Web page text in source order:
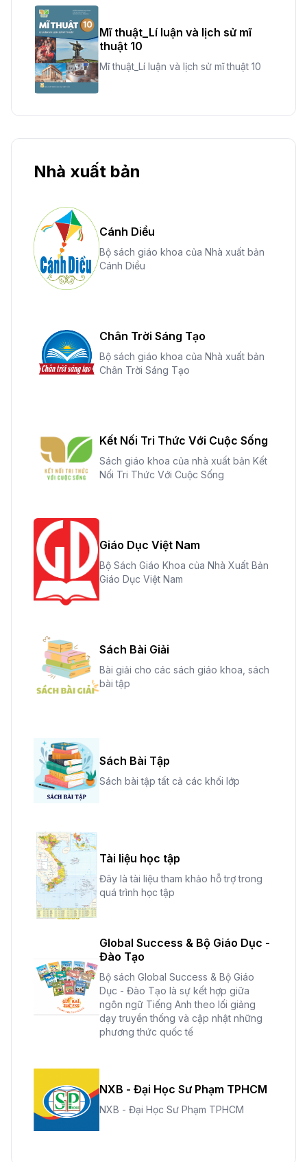
Mĩ thuật_Lí luận và lịch sử mĩ
thuật 10
Mĩ thuật_Lí luận và lịch sử mĩ thuật 10
Nhà xuất bản
Cánh Diều
Bộ sách giáo khoa của Nhà xuất bản
Cánh Diều
Chân Trời Sáng Tạo
Bộ sách giáo khoa của Nhà xuất bản
Chân Trời Sáng Tạo
Kết Nối Tri Thức Với Cuộc Sống
Sách giáo khoa của nhà xuất bản Kết
Nối Tri Thức Với Cuộc Sống
Giáo Dục Việt Nam
Bộ Sách Giáo Khoa của Nhà Xuất Bản
Giáo Dục Việt Nam
Sách Bài Giải
Bài giải cho các sách giáo khoa, sách
bài tập
Sách Bài Tập
Sách bài tập tất cả các khối lớp
Tài liệu học tập
Đây là tài liệu tham khảo hỗ trợ trong
quá trình học tập
Global Success & Bộ Giáo Dục -
Đào Tạo
Bộ sách Global Success & Bộ Giáo
Dục - Đào Tạo là sự kết hợp giữa
ngôn ngữ Tiếng Anh theo lối giảng
dạy truyền thống và cập nhật những
phương thức quốc tế
NXB - Đại Học Sư Phạm TPHCM
NXB - Đại Học Sư Phạm TPHCM